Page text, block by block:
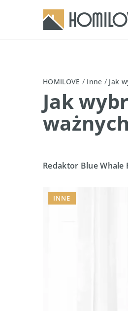
HOMILOVE / Inne / Jak
Jak
Redaktor Blue Whale
INNE